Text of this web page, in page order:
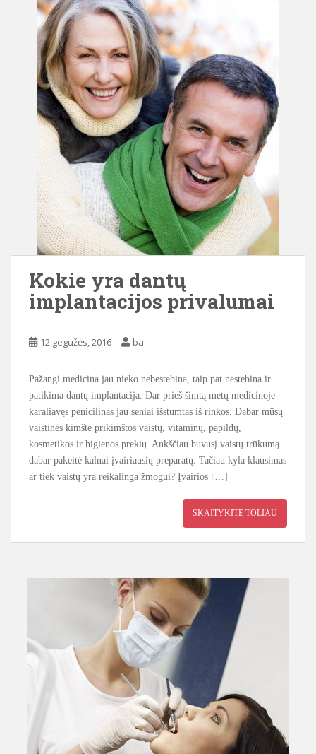
Kokie yra dantų
implantacijos privalumai
12 gegužės, 2016 ba
Pažangi medicina jau nieko nebestebina, taip pat nestebina ir
patikima dantų implantacija. Dar prieš šimtą metų medicinoje
karaliavęs penicilinas jau seniai išstumtas iš rinkos. Dabar mūsų
vaistinės kimšte prikimštos vaistų, vitaminų, papildų,
kosmetikos ir higienos prekių. Ankščiau buvusį vaistų trūkumą
dabar pakeitė kalnai įvairiausių preparatų. Tačiau kyla klausimas
ar tiek vaistų yra reikalinga žmogui? Įvairios […]
SKAITYKITE TOLIAU